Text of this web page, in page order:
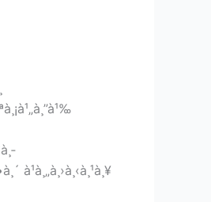
à¹à¸„à¸›à¸‹à¸¹à¸¥